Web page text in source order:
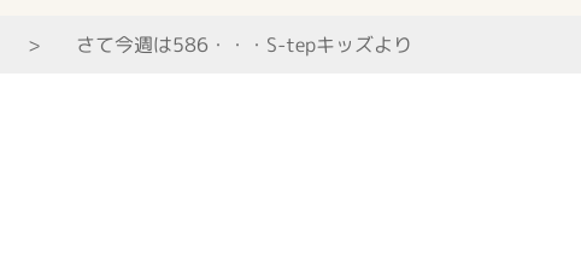
さて今週は586・・・S-tepキッズより